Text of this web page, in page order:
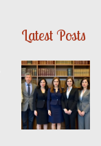
Latest Posts